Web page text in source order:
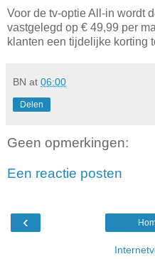
Voor de tv-optie All-in wordt
vastgelegd op € 49,99 per
klanten een tijdelijke korting
BN at 06:00
Delen
Geen opmerkingen:
Een reactie posten
‹